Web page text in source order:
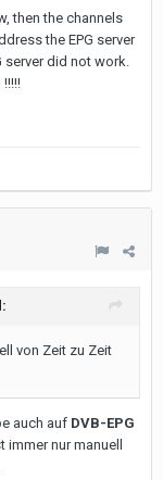
then the channels
the EPG server
server did not work.
von Zeit zu Zeit
auch auf DVB-EPG
nur manuell